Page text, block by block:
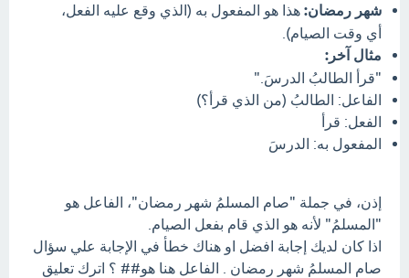
شهر رمضان: هذا هو المفعول به (الذي وقع عليه الفعل،
أي وقت الصيام).
مثال آخر:
"قرأ الطالبُ الدرسَ."
الفاعل: الطالبُ (من الذي قرأ؟)
الفعل: قرأ
المفعول به: الدرسَ
إذن، في جملة "صام المسلمُ شهر رمضان"، الفاعل هو
"المسلمُ" لأنه هو الذي قام بفعل الصيام.
اذا كان لديك إجابة افضل او هناك خطأ في الإجابة علي سؤال
صام المسلمُ شهر رمضان . الفاعل هنا هو## ؟ اترك تعليق